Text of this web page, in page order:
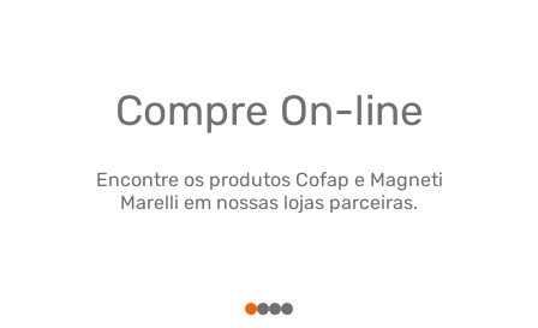
Compre On-line
Encontre os produtos Cofap e Magneti
Marelli em nossas lojas parceiras.
1234